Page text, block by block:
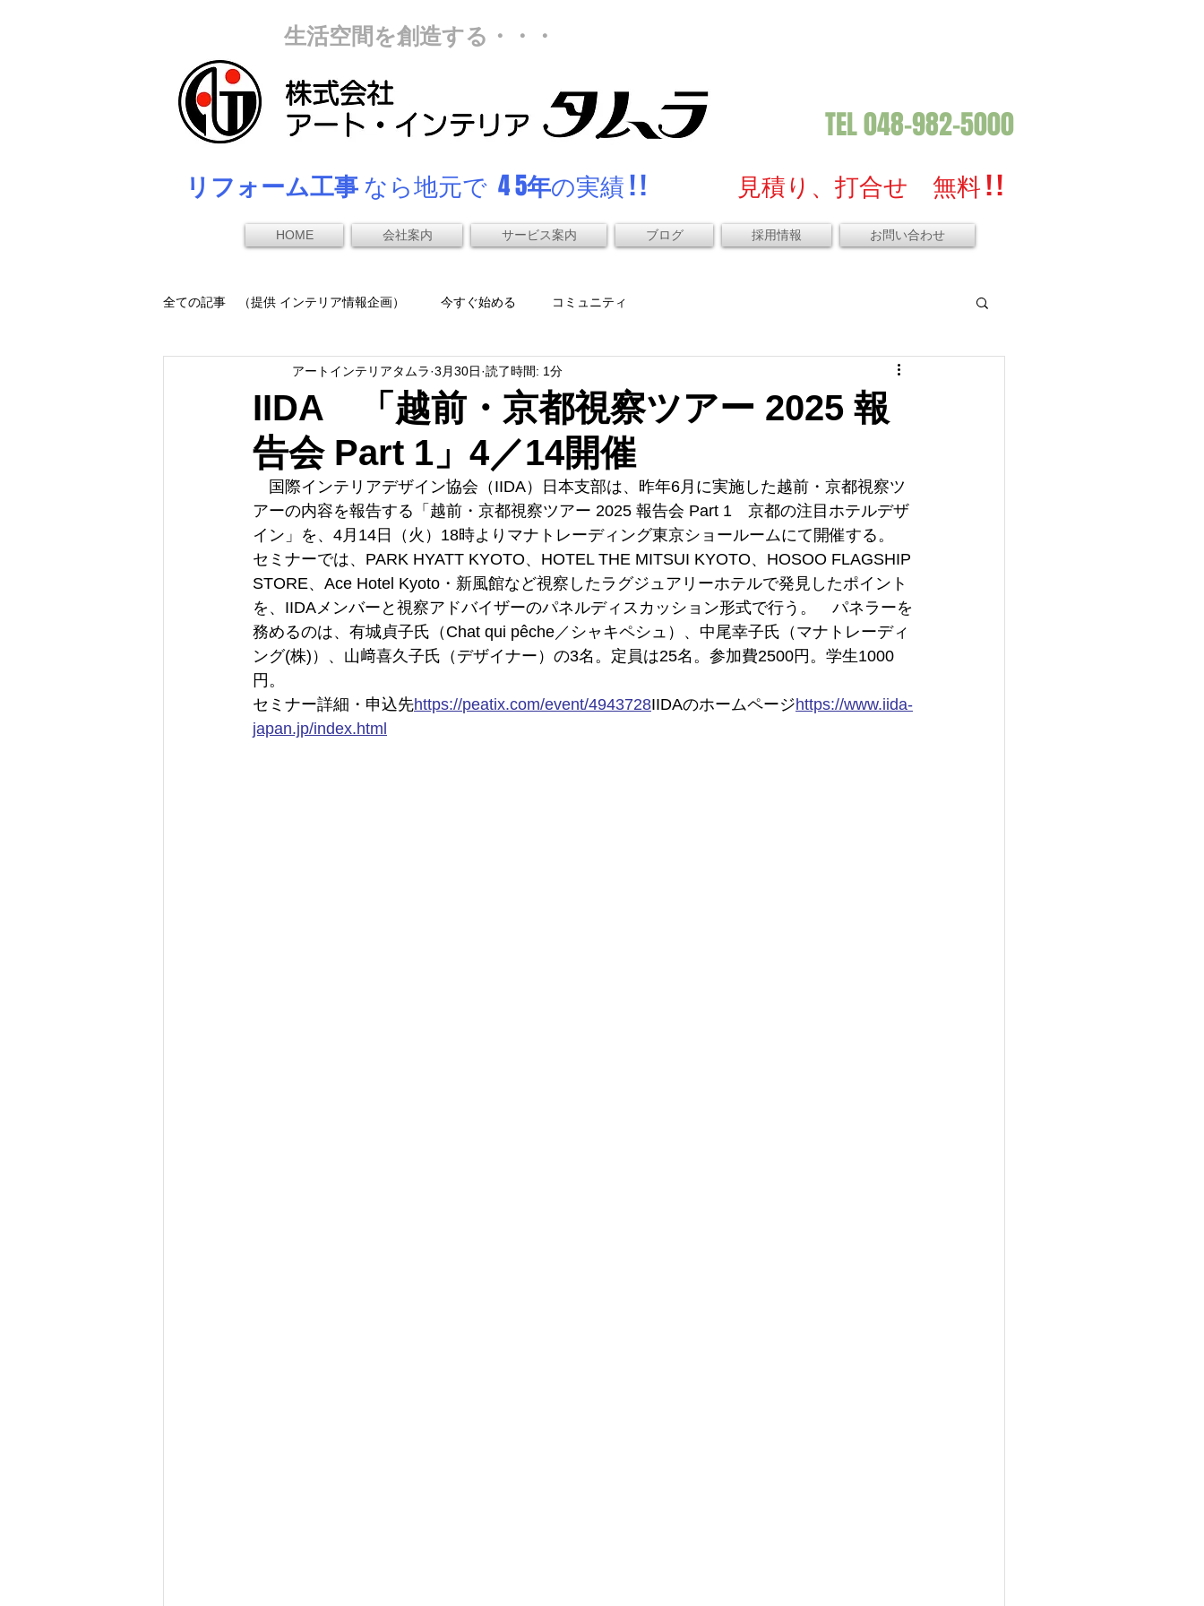
生活空間を創造する・・・
TEL 048-982-5000
リフォーム工事なら地元で 4 5年の実績 ! ! 見積り、打合せ 無料 ! !
HOME 会社案内 サービス案内 ブログ 採用情報 お問い合わせ
全ての記事 （提供 インテリア情報企画） 今すぐ始める コミュニティ
IIDA 「越前・京都視察ツアー 2025 報
告会 Part 1」4／14開催
アートインテリアタムラ 3月30日 読了時間: 1分
国際インテリアデザイン協会（IIDA）日本支部は、昨年6月に実施した越前・京都視察ツ
アーの内容を報告する「越前・京都視察ツアー 2025 報告会 Part 1　京都の注目ホテルデザ
イン」を、4月14日（火）18時よりマナトレーディング東京ショールームにて開催する。
セミナーでは、PARK HYATT KYOTO、HOTEL THE MITSUI KYOTO、HOSOO FLAGSHIP
STORE、Ace Hotel Kyoto・新風館など視察したラグジュアリーホテルで発見したポイント
を、IIDAメンバーと視察アドバイザーのパネルディスカッション形式で行う。　パネラーを
務めるのは、有城貞子氏（Chat qui pêche／シャキペシュ）、中尾幸子氏（マナトレーディ
ング(株)）、山﨑喜久子氏（デザイナー）の3名。定員は25名。参加費2500円。学生1000
円。
セミナー詳細・申込先https://peatix.com/event/4943728IIDAのホームページhttps://www.iida-
japan.jp/index.html